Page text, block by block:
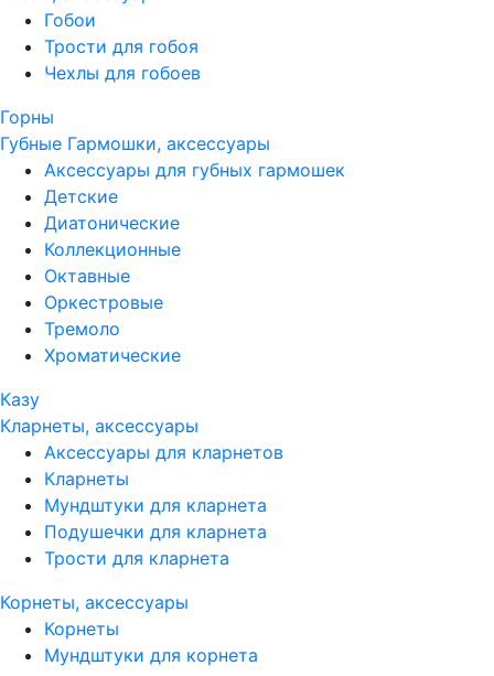
Гобои
Трости для гобоя
Чехлы для гобоев
Горны
Губные Гармошки, аксессуары
Аксессуары для губных гармошек
Детские
Диатонические
Коллекционные
Октавные
Оркестровые
Тремоло
Хроматические
Казу
Кларнеты, аксессуары
Аксессуары для кларнетов
Кларнеты
Мундштуки для кларнета
Подушечки для кларнета
Трости для кларнета
Корнеты, аксессуары
Корнеты
Мундштуки для корнета